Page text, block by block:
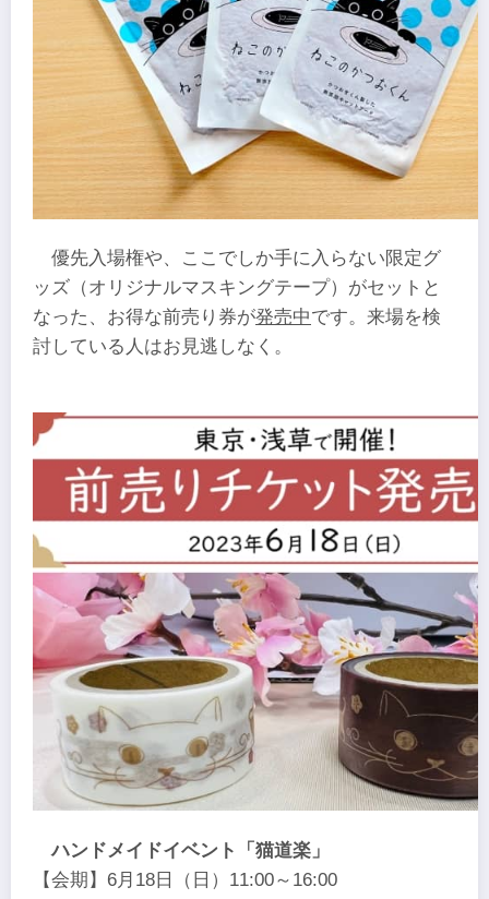
優先入場権や、ここでしか手に入らない限定グ
ッズ（オリジナルマスキングテープ）がセットと
なった、お得な前売り券が発売中です。来場を検
討している人はお見逃しなく。
ハンドメイドイベント「猫道楽」
【会期】6月18日（日）11:00～16:00